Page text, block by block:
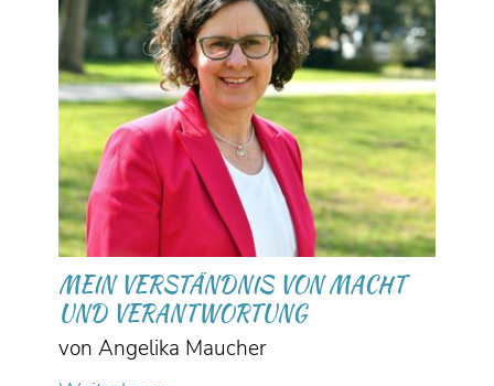
MEIN VERSTÄNDNIS VON MACHT
UND VERANTWORTUNG
von Angelika Maucher